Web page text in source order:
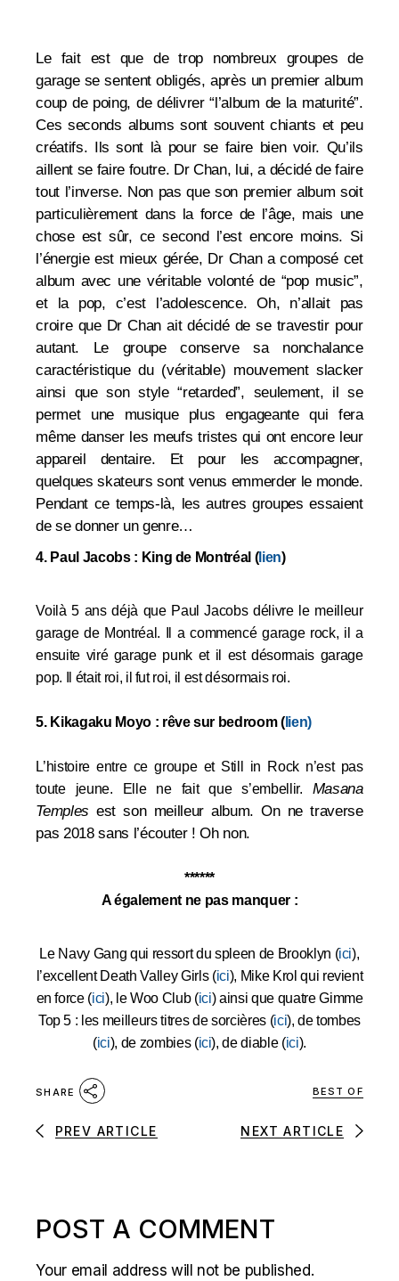
Le fait est que de trop nombreux groupes de
garage se sentent obligés, après un premier album
coup de poing, de délivrer “l’album de la maturité”.
Ces seconds albums sont souvent chiants et peu
créatifs. Ils sont là pour se faire bien voir. Qu’ils
aillent se faire foutre. Dr Chan, lui, a décidé de faire
tout l’inverse. Non pas que son premier album soit
particulièrement dans la force de l’âge, mais une
chose est sûr, ce second l’est encore moins. Si
l’énergie est mieux gérée, Dr Chan a composé cet
album avec une véritable volonté de “pop music”,
et la pop, c’est l’adolescence. Oh, n’allait pas
croire que Dr Chan ait décidé de se travestir pour
autant. Le groupe conserve sa nonchalance
caractéristique du (véritable) mouvement slacker
ainsi que son style “retarded”, seulement, il se
permet une musique plus engageante qui fera
même danser les meufs tristes qui ont encore leur
appareil dentaire. Et pour les accompagner,
quelques skateurs sont venus emmerder le monde.
Pendant ce temps-là, les autres groupes essaient
de se donner un genre…
4. Paul Jacobs : King de Montréal (lien)
Voilà 5 ans déjà que Paul Jacobs délivre le meilleur
garage de Montréal. Il a commencé garage rock, il a
ensuite viré garage punk et il est désormais garage
pop. Il était roi, il fut roi, il est désormais roi.
5. Kikagaku Moyo : rêve sur bedroom (lien)
L’histoire entre ce groupe et Still in Rock n’est pas
toute jeune. Elle ne fait que s’embellir. Masana
Temples est son meilleur album. On ne traverse
pas 2018 sans l’écouter ! Oh non.
******
A également ne pas manquer :
Le Navy Gang qui ressort du spleen de Brooklyn (ici),
l’excellent Death Valley Girls (ici), Mike Krol qui revient
en force (ici), le Woo Club (ici) ainsi que quatre Gimme
Top 5 : les meilleurs titres de sorcières (ici), de tombes
(ici), de zombies (ici), de diable (ici).
SHARE BEST OF
PREV ARTICLE NEXT ARTICLE
POST A COMMENT
Your email address will not be published.